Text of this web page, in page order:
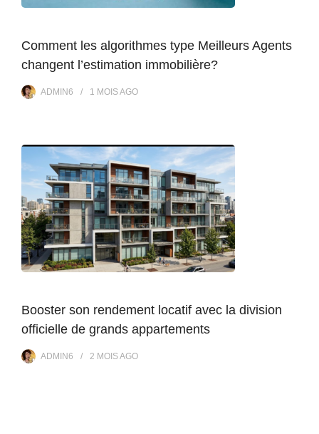
Comment les algorithmes type Meilleurs Agents
changent l’estimation immobilière?
ADMIN6 1 MOISAGO
Booster son rendement locatif avec la division
officielle de grands appartements
ADMIN6 2 MOISAGO